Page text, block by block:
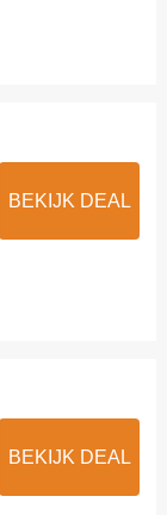
BEKIJK DEAL
BEKIJK DEAL